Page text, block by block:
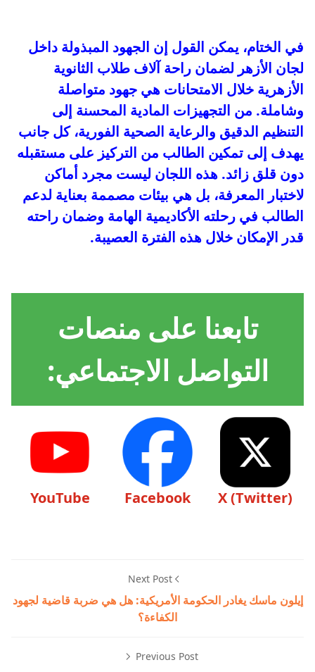
في الختام، يمكن القول إن الجهود المبذولة داخل
لجان الأزهر لضمان راحة آلاف طلاب الثانوية
الأزهرية خلال الامتحانات هي جهود متواصلة
وشاملة. من التجهيزات المادية المحسنة إلى
التنظيم الدقيق والرعاية الصحية الفورية، كل جانب
يهدف إلى تمكين الطالب من التركيز على مستقبله
دون قلق زائد. هذه اللجان ليست مجرد أماكن
لاختبار المعرفة، بل هي بيئات مصممة بعناية لدعم
الطالب في رحلته الأكاديمية الهامة وضمان راحته
قدر الإمكان خلال هذه الفترة العصيبة.
تابعنا على منصات
التواصل الاجتماعي:
X (Twitter)
Facebook
YouTube
Next Post
إيلون ماسك يغادر الحكومة الأمريكية: هل هي ضربة قاضية لجهود
الكفاءة؟
Previous Post